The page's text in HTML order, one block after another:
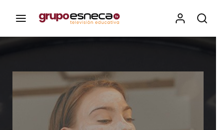
Esneca TV
Iniciar Sesión
Para iniciar sesión debes introducir el
mismo usuario y contraseña que utilizas
para acceder al campus virtual:
https://elcampusonline.com